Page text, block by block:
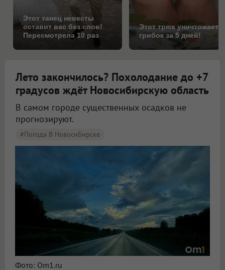
Этот танец невесты
оставит вас без слов!
Пересмотрела 10 раз
Этот трюк уничтожает
грибок за 5 дней!
Лето закончилось? Похолодание до +7
градусов ждёт Новосибирскую область
В самом городе существенных осадков не
прогнозируют.
#Погода В Новосибирске
Фото: Om1.ru